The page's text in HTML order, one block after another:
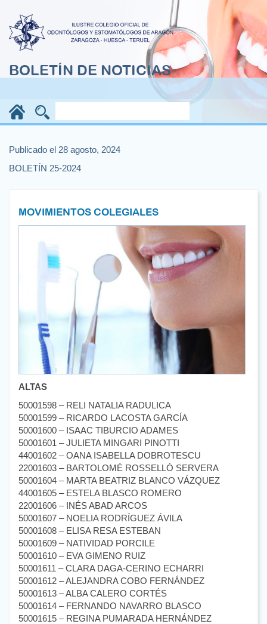
BOLETÍN DE NOTICIAS
Publicado el 28 agosto, 2024
BOLETÍN 25-2024
MOVIMIENTOS COLEGIALES
ALTAS
50001598 – RELI NATALIA RADULICA
50001599 – RICARDO LACOSTA GARCÍA
50001600 – ISAAC TIBURCIO ADAMES
50001601 – JULIETA MINGARI PINOTTI
44001602 – OANA ISABELLA DOBROTESCU
22001603 – BARTOLOMÉ ROSSELLÓ SERVERA
50001604 – MARTA BEATRIZ BLANCO VÁZQUEZ
44001605 – ESTELA BLASCO ROMERO
22001606 – INÉS ABAD ARCOS
50001607 – NOELIA RODRÍGUEZ ÁVILA
50001608 – ELISA RESA ESTEBAN
50001609 – NATIVIDAD PORCILE
50001610 – EVA GIMENO RUIZ
50001611 – CLARA DAGA-CERINO ECHARRI
50001612 – ALEJANDRA COBO FERNÁNDEZ
50001613 – ALBA CALERO CORTÉS
50001614 – FERNANDO NAVARRO BLASCO
50001615 – REGINA PUMARADA HERNÁNDEZ